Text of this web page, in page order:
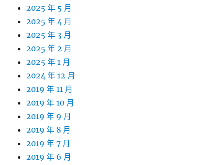
2025 年 5 月
2025 年 4 月
2025 年 3 月
2025 年 2 月
2025 年 1 月
2024 年 12 月
2019 年 11 月
2019 年 10 月
2019 年 9 月
2019 年 8 月
2019 年 7 月
2019 年 6 月